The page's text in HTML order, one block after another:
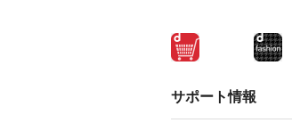
サポート情報